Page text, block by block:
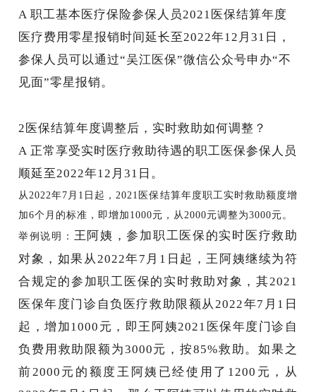
A职工基本医疗保险参保人员2021医保结算年度
医疗费用零星报销时间延长至2022年12月31日，
参保人员可以通过“吴江医保”微信公众号申办“不
见面”零星报销。
2 医保结算年度调整后，实时救助如何调整？
A 正常享受实时医疗救助待遇的职工医保参保人员
顺延至2022年12月31日。
从2022年7月1日起，2021医保结算年度职工实时救助额度增
加6个月的标准， 即增加 1000元，从2000元调整为3000元。
举例说明： 王阿姨，参加职工医保的实时医疗救助
对象，如果从2022年7月1日起，王阿姨继续为符
合规定的参加职工医保的实时救助对象，其2021
医保年度门诊自负医疗救助限额从2022年7月1日
起，增加1000元，即王阿姨2021医保年度门诊自
负费用救助限额为3000元，按85%救助。如果之
前2000元的额度王阿姨已经使用了1200元，从